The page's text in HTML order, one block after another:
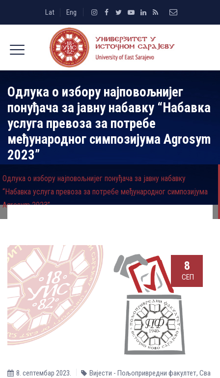
Lat Eng
Одлука о избору најповољнијег
понуђача за јавну набавку “Набавка
услуга превоза за потребе
међународног симпозијума Agrosym
2023”
Одлука о избору најповољнијег понуђача за јавну набавку
“Набавка услуга превоза за потребе међународног симпозијума
Agrosym 2023”
8
СЕП
8. септембар 2023. Вијести - Пољопривредни факултет, Сва